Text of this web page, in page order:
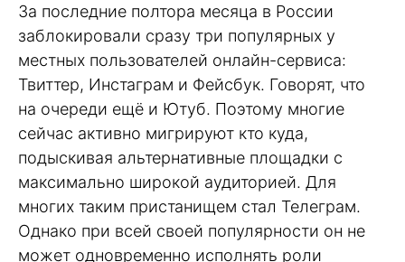
За последние полтора месяца в России
заблокировали сразу три популярных у
местных пользователей онлайн-сервиса:
Твиттер, Инстаграм и Фейсбук. Говорят, что
на очереди ещё и Ютуб. Поэтому многие
сейчас активно мигрируют кто куда,
подыскивая альтернативные площадки с
максимально широкой аудиторией. Для
многих таким пристанищем стал Телеграм.
Однако при всей своей популярности он не
может одновременно исполнять роли